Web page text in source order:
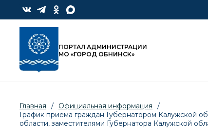
ПОРТАЛ АДМИНИСТРАЦИИ
МО «ГОРОД ОБНИНСК»
Главная / Официальная информация
/
График приема граждан Губернатором Калужской
области, заместителями Губернатора Калужской